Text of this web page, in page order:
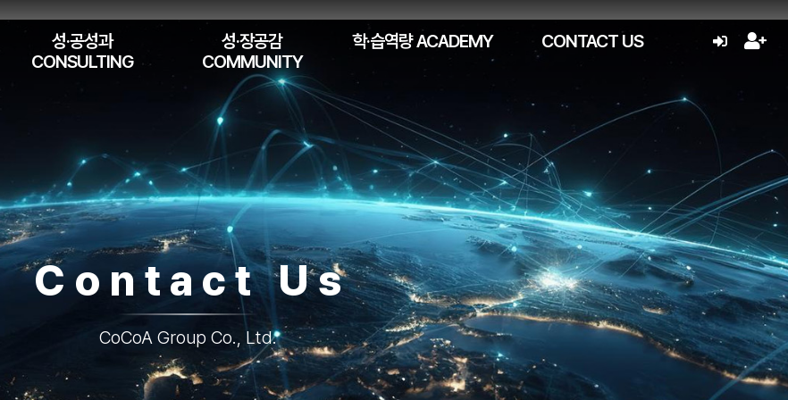
성·공성과
CONSULTING
성·장공감
COMMUNITY
학·습역량 ACADEMY CONTACT US
Contact Us
CoCoA Group Co., Ltd.